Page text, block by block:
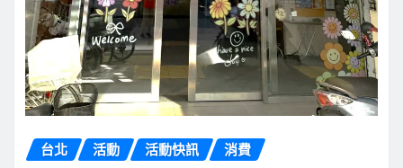
台北 活動 活動快訊 消費